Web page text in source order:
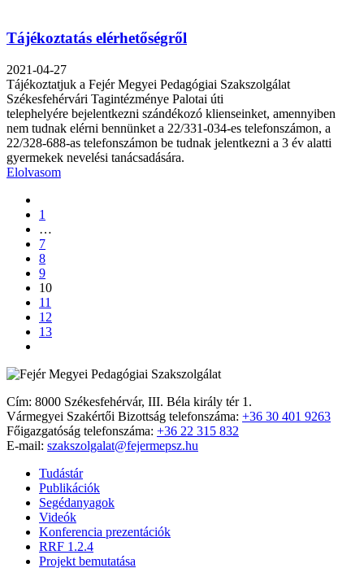
Tájékoztatás elérhetőségről
2021-04-27
Tájékoztatjuk a Fejér Megyei Pedagógiai Szakszolgálat
Székesfehérvári Tagintézménye Palotai úti
telephelyére bejelentkezni szándékozó klienseinket, amennyiben
nem tudnak elérni bennünket a 22/331-034-es telefonszámon, a
22/328-688-as telefonszámon be tudnak jelentkezni a 3 év alatti
gyermekek nevelési tanácsadására.
Elolvasom
1
…
7
8
9
10
11
12
13
Cím: 8000 Székesfehérvár, III. Béla király tér 1.
Vármegyei Szakértői Bizottság telefonszáma: +36 30 401 9263
Főigazgatóság telefonszáma: +36 22 315 832
E-mail: szakszolgalat@fejermepsz.hu
Tudástár
Publikációk
Segédanyagok
Videók
Konferencia prezentációk
RRF 1.2.4
Projekt bemutatása